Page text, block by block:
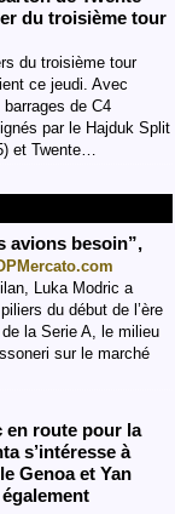
du troisième tour
du troisième tour
ce jeudi. Avec
de C4
par le Hajduk Split
et Twente…
avions besoin”,
Luka Modric a
du début de l’ère
la Serie A, le milieu
sur le marché
en route pour la
s’intéresse à
Genoa et Yan